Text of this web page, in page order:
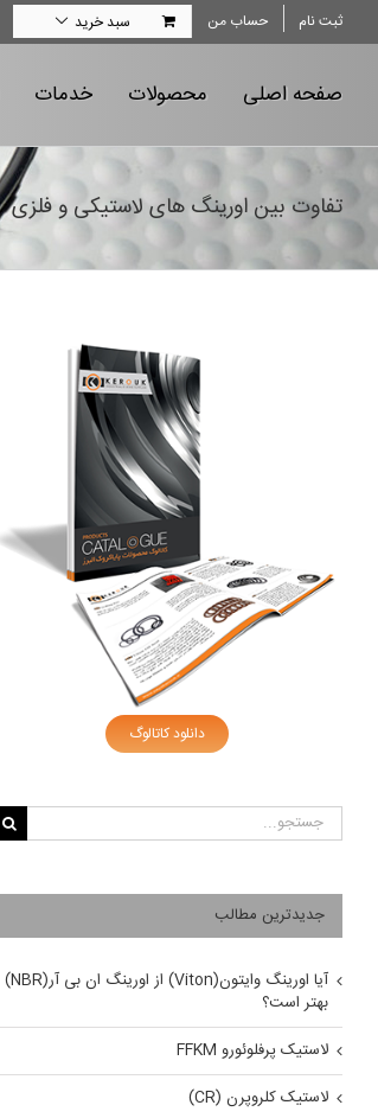
ثبت نام حساب من سبد خرید
صفحه اصلی محصولات خدمات
تفاوت بین اورینگ های لاستیکی و فلزی
دانلود کاتالوگ
جستجو
برای:
جدیدترین مطالب
آیا اورینگ وایتون(Viton) از اورینگ ان بی آر(NBR)
بهتر است؟
لاستیک پرفلوئورو FFKM
لاستیک کلروپرن (CR)